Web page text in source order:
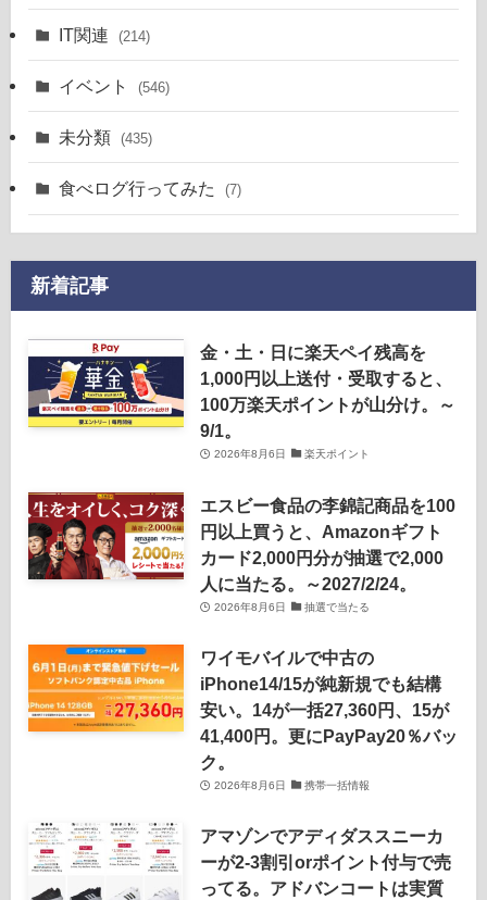
IT関連 (214)
イベント (546)
未分類 (435)
食べログ行ってみた (7)
新着記事
金・土・日に楽天ペイ残高を
1,000円以上送付・受取すると、
100万楽天ポイントが山分け。～
9/1。
2026年8月6日 楽天ポイント
エスビー食品の李錦記商品を100
円以上買うと、Amazonギフト
カード2,000円分が抽選で2,000
人に当たる。～2027/2/24。
2026年8月6日 抽選で当たる
ワイモバイルで中古の
iPhone14/15が純新規でも結構
安い。14が一括27,360円、15が
41,400円。更にPayPay20％バッ
ク。
2026年8月6日 携帯一括情報
アマゾンでアディダススニーカ
ーが2-3割引orポイント付与で売
ってる。アドバンコートは実質